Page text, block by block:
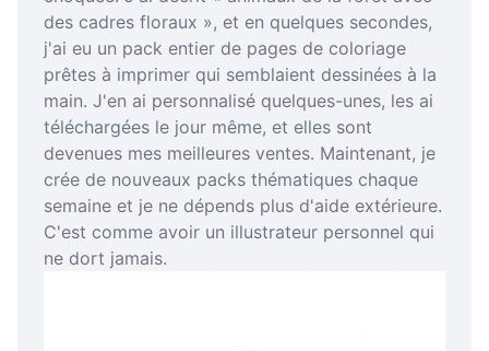
des cadres floraux », et en quelques secondes,
j'ai eu un pack entier de pages de coloriage
prêtes à imprimer qui semblaient dessinées à la
main. J'en ai personnalisé quelques-unes, les ai
téléchargées le jour même, et elles sont
devenues mes meilleures ventes. Maintenant, je
crée de nouveaux packs thématiques chaque
semaine et je ne dépends plus d'aide extérieure.
C'est comme avoir un illustrateur personnel qui
ne dort jamais.